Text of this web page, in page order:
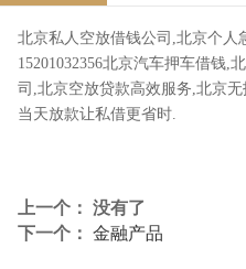
北京私人空放借钱公司,北京个人
15201032356北京汽车押车借钱,
司,北京空放贷款高效服务,北京
当天放款让私借更省时.
上一个： 没有了
下一个： 金融产品